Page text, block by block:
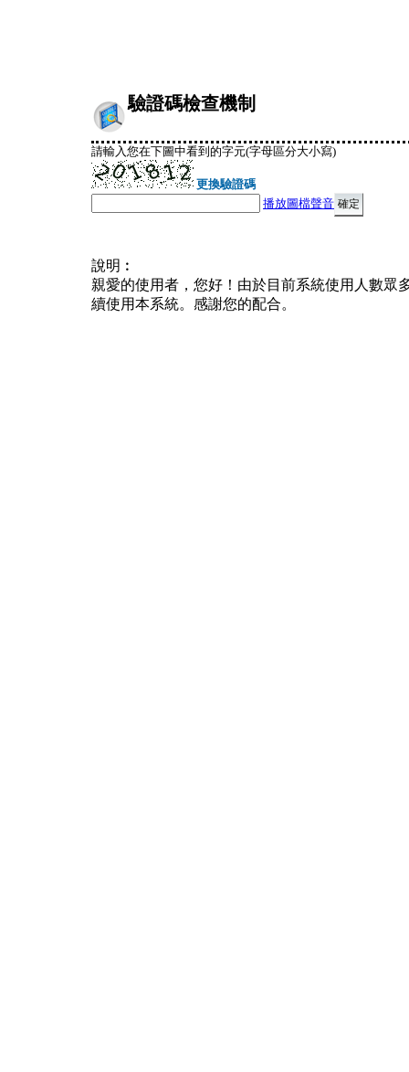
驗證碼檢查機制
請輸入您在下圖中看到的字元(字母區分大小寫)
更換驗證碼
播放圖檔聲音
說明︰
親愛的使用者，您好！由於目前系統使用人數眾
續使用本系統。感謝您的配合。